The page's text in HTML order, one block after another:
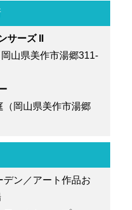
サーズ II
山県美作市湯郷311-
（岡山県美作市湯郷
デン／アート作品お